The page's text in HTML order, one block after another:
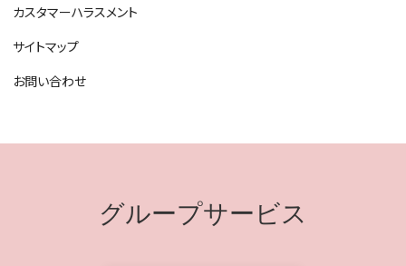
カスタマーハラスメント
サイトマップ
お問い合わせ
グループサービス